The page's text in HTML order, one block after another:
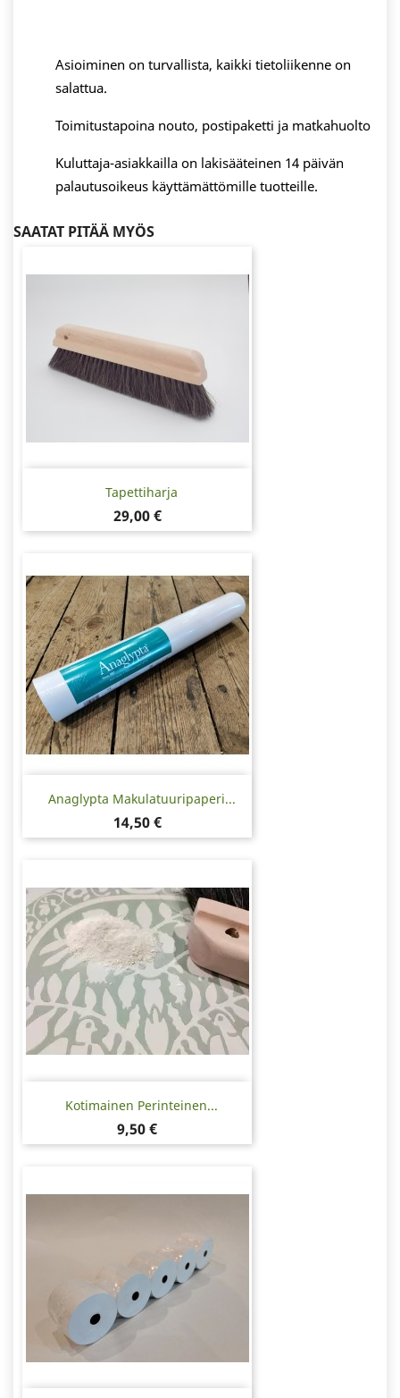
Asioiminen on turvallista, kaikki tietoliikenne on
salattua.
Toimitustapoina nouto, postipaketti ja matkahuolto
Kuluttaja-asiakkailla on lakisääteinen 14 päivän
palautusoikeus käyttämättömille tuotteille.
SAATAT PITÄÄ MYÖS
Tapettiharja
Hinta
29,00 €
Anaglypta Makulatuuripaperi...
Hinta
14,50 €
Kotimainen Perinteinen...
Hinta
9,50 €